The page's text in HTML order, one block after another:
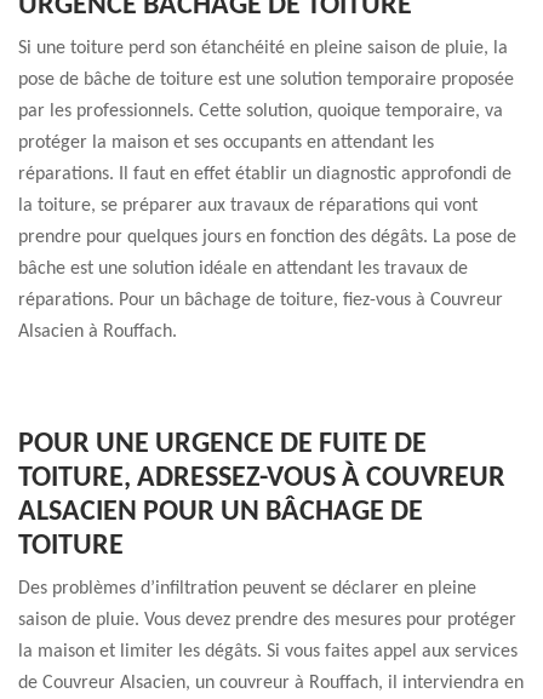
URGENCE BÂCHAGE DE TOITURE
Si une toiture perd son étanchéité en pleine saison de pluie, la
pose de bâche de toiture est une solution temporaire proposée
par les professionnels. Cette solution, quoique temporaire, va
protéger la maison et ses occupants en attendant les
réparations. Il faut en effet établir un diagnostic approfondi de
la toiture, se préparer aux travaux de réparations qui vont
prendre pour quelques jours en fonction des dégâts. La pose de
bâche est une solution idéale en attendant les travaux de
réparations. Pour un bâchage de toiture, fiez-vous à Couvreur
Alsacien à Rouffach.
POUR UNE URGENCE DE FUITE DE
TOITURE, ADRESSEZ-VOUS À COUVREUR
ALSACIEN POUR UN BÂCHAGE DE
TOITURE
Des problèmes d’infiltration peuvent se déclarer en pleine
saison de pluie. Vous devez prendre des mesures pour protéger
la maison et limiter les dégâts. Si vous faites appel aux services
de Couvreur Alsacien, un couvreur à Rouffach, il interviendra en